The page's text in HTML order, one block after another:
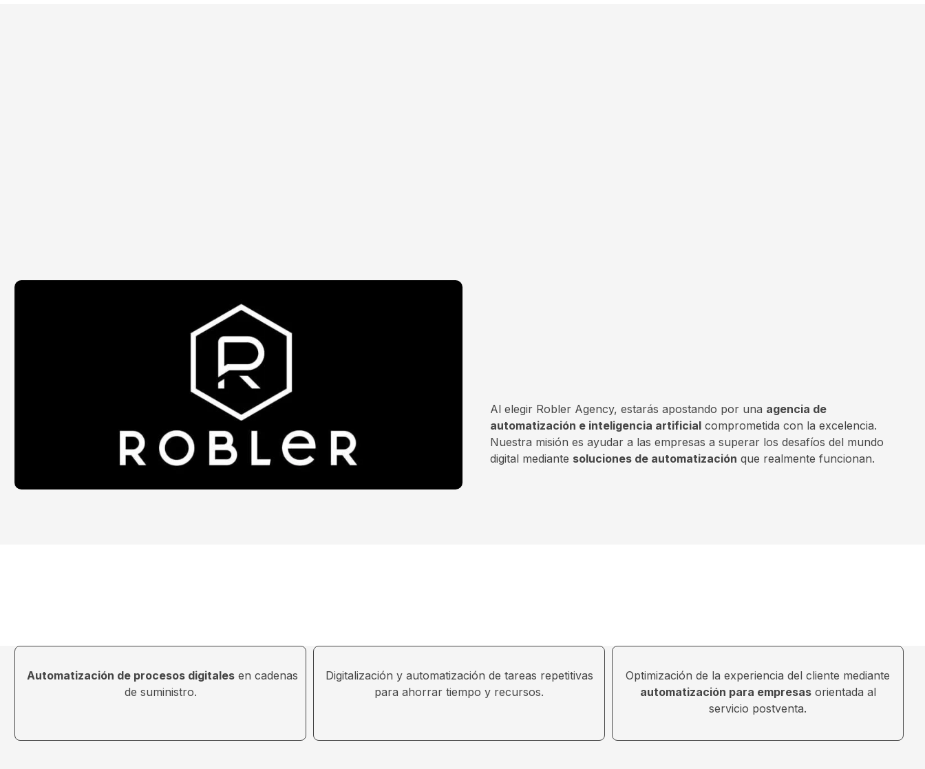
Al elegir Robler Agency, estarás apostando por una agencia de
automatización e inteligencia artificial comprometida con la excelencia.
Nuestra misión es ayudar a las empresas a superar los desafíos del mundo
digital mediante soluciones de automatización que realmente funcionan.
Automatización de procesos digitalesen cadenas
de suministro.
Digitalización y automatización de tareas repetitivas
para ahorrar tiempo y recursos.
Optimización de la experiencia del cliente mediante
automatización para empresasorientada al
servicio postventa.